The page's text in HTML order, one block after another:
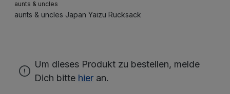
aunts & uncles
aunts & uncles Japan Yaizu Rucksack
Um dieses Produkt zu bestellen, melde
Dich bitte hier an.